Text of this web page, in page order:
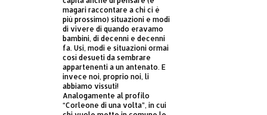
magari raccontare a chi ci è
più prossimo) situazioni e modi
di vivere di quando eravamo
bambini, di decenni e decenni
fa. Usi, modi e situazioni ormai
così desueti da sembrare
appartenenti a un antenato. E
invece noi, proprio noi, li
abbiamo vissuti!
Analogamente al profilo
“Corleone di una volta”, in cui